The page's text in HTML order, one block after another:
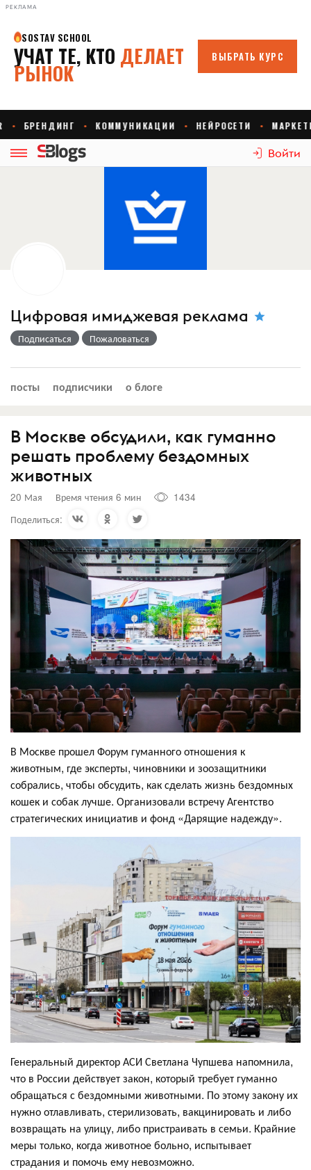
РЕКЛАМА
Войти
Цифровая имиджевая реклама
Подписаться Пожаловаться
посты подписчики о блоге
В Москве обсудили, как гуманно
решать проблему бездомных
животных
20 Мая Время чтения 6 мин
1434
Поделиться:
В Москве прошел Форум гуманного отношения к
животным, где эксперты, чиновники и зоозащитники
собрались, чтобы обсудить, как сделать жизнь бездомных
кошек и собак лучше. Организовали встречу Агентство
стратегических инициатив и фонд «Дарящие надежду».
Генеральный директор АСИ Светлана Чупшева напомнила,
что в России действует закон, который требует гуманно
обращаться с бездомными животными. По этому закону их
нужно отлавливать, стерилизовать, вакцинировать и либо
возвращать на улицу, либо пристраивать в семьи. Крайние
меры только, когда животное больно, испытывает
страдания и помочь ему невозможно.